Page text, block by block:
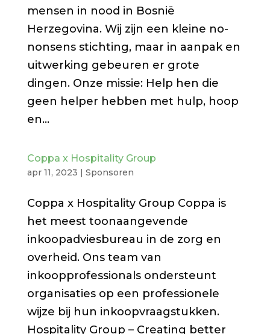
mensen in nood in Bosnië
Herzegovina. Wij zijn een kleine no-
nonsens stichting, maar in aanpak en
uitwerking gebeuren er grote
dingen. Onze missie: Help hen die
geen helper hebben met hulp, hoop
en...
Coppa x Hospitality Group
apr 11, 2023 | Sponsoren
Coppa x Hospitality Group Coppa is
het meest toonaangevende
inkoopadviesbureau in de zorg en
overheid. Ons team van
inkoopprofessionals ondersteunt
organisaties op een professionele
wijze bij hun inkoopvraagstukken.
Hospitality Group – Creating better